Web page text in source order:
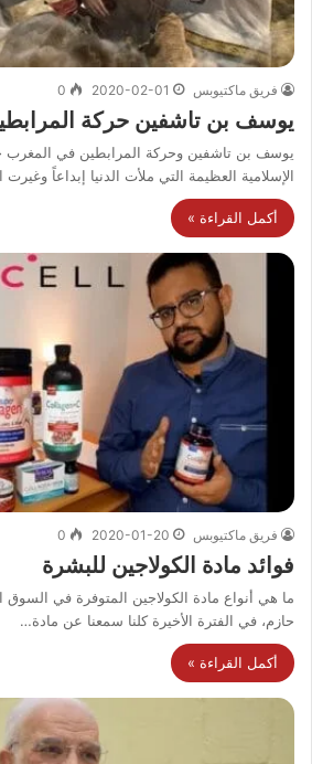
فريق ماكتيوبس 2020-02-01
0
يوسف بن تاشفين حركة
يوسف بن تاشفين وحركة المرابطين في
الإسلامية العظيمة التي ملأت الدنيا إبداعاً
أكمل القراءة »
فريق ماكتيوبس 2020-01-20
0
فوائد مادة الكولاجين للبشرة
ما هي أنواع مادة الكولاجين المتوفرة في السوق
حازم، في الفترة الأخيرة كلنا سمعنا عن مادة…
أكمل القراءة »